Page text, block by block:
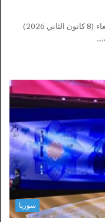
أعلنت وزارة التنمية الإدارية في سوريا اليوم الأربعاء (8 كانون الثاني 2026)
سوريا